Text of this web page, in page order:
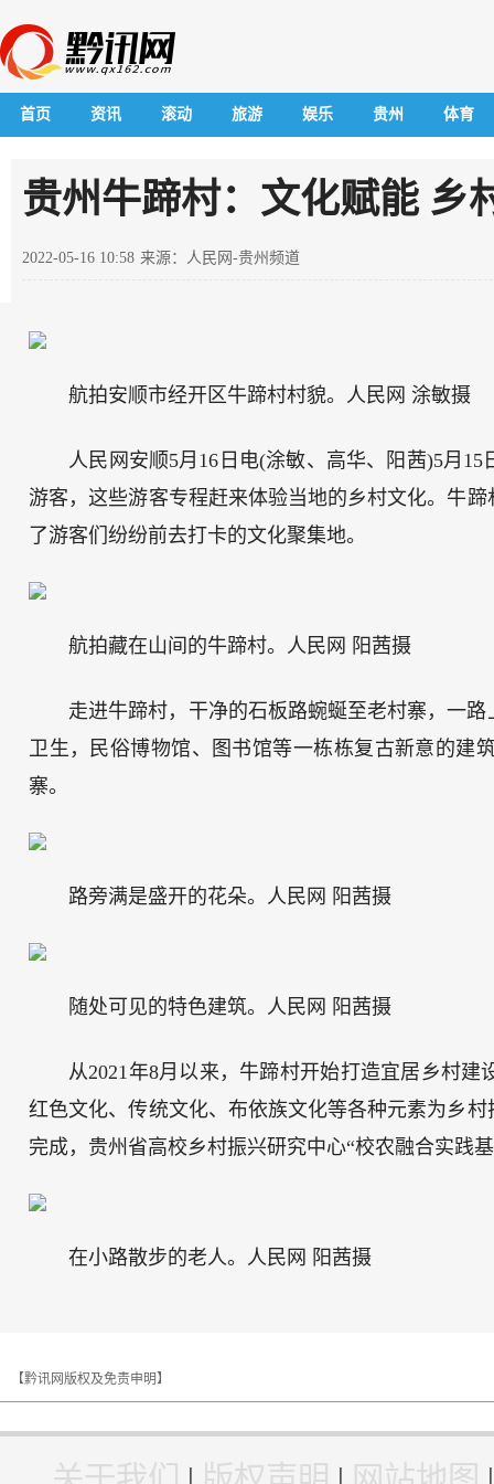
首页 资讯 滚动 旅游 娱乐 贵州 体育
贵州牛蹄村：文化赋能 乡
2022-05-16 10:58 来源：人民网-贵州频道
航拍安顺市经开区牛蹄村村貌。人民网 涂敏摄
人民网安顺5月16日电(涂敏、高华、阳茜)5月15
游客，这些游客专程赶来体验当地的乡村文化。牛
了游客们纷纷前去打卡的文化聚集地。
航拍藏在山间的牛蹄村。人民网 阳茜摄
走进牛蹄村，干净的石板路蜿蜒至老村寨，一
卫生，民俗博物馆、图书馆等一栋栋复古新意的建
寨。
路旁满是盛开的花朵。人民网 阳茜摄
随处可见的特色建筑。人民网 阳茜摄
从2021年8月以来，牛蹄村开始打造宜居乡村
红色文化、传统文化、布依族文化等各种元素为乡
完成，贵州省高校乡村振兴研究中心“校农融合实践
在小路散步的老人。人民网 阳茜摄
【黔讯网版权及免责申明】